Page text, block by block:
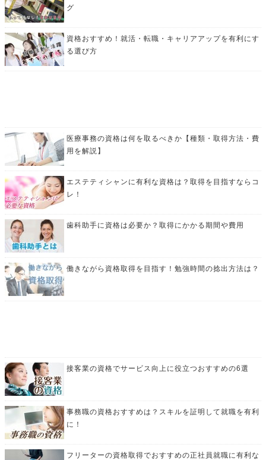
グ
資格おすすめ！就活・転職・キャリアアップを有利にす
る選び方
医療事務の資格は何を取るべきか【種類・取得方法・費
用を解説】
エステティシャンに有利な資格は？取得を目指すならコ
レ！
歯科助手に資格は必要か？取得にかかる期間や費用
働きながら資格取得を目指す！勉強時間の捻出方法は？
接客業の資格でサービス向上に役立つおすすめの6選
事務職の資格おすすめは？スキルを証明して就職を有利
に！
フリーターの資格取得でおすすめの正社員就職に有利な